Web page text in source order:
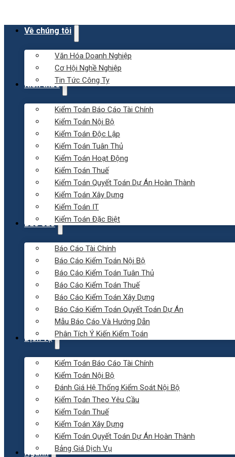
Về chúng tôi
Văn Hóa Doanh Nghiệp
Cơ Hội Nghề Nghiệp
Tin Tức Công Ty
Kiến thức
Kiểm Toán Báo Cáo Tài Chính
Kiểm Toán Nội Bộ
Kiểm Toán Độc Lập
Kiểm Toán Tuân Thủ
Kiểm Toán Hoạt Động
Kiểm Toán Thuế
Kiểm Toán Quyết Toán Dự Án Hoàn Thành
Kiểm Toán Xây Dựng
Kiểm Toán IT
Kiểm Toán Đặc Biệt
Báo cáo
Báo Cáo Tài Chính
Báo Cáo Kiểm Toán Nội Bộ
Báo Cáo Kiểm Toán Tuân Thủ
Báo Cáo Kiểm Toán Thuế
Báo Cáo Kiểm Toán Xây Dựng
Báo Cáo Kiểm Toán Quyết Toán Dự Án
Mẫu Báo Cáo Và Hướng Dẫn
Phân Tích Ý Kiến Kiểm Toán
Dịch vụ
Kiểm Toán Báo Cáo Tài Chính
Kiểm Toán Nội Bộ
Đánh Giá Hệ Thống Kiểm Soát Nội Bộ
Kiểm Toán Theo Yêu Cầu
Kiểm Toán Thuế
Kiểm Toán Xây Dựng
Kiểm Toán Quyết Toán Dự Án Hoàn Thành
Bảng Giá Dịch Vụ
Ngành